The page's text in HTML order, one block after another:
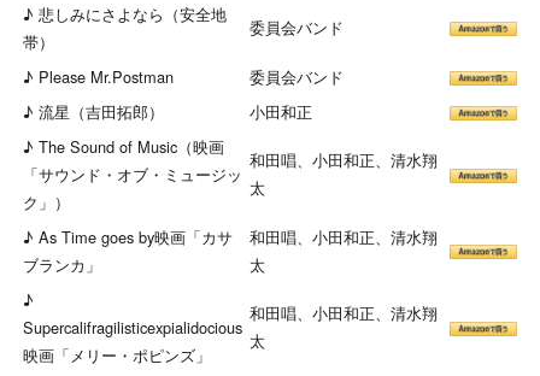
♪ 悲しみにさよなら（安全地
帯）
委員会バンド
♪ Please Mr.Postman
委員会バンド
♪ 流星（吉田拓郎）
小田和正
♪ The Sound of Music（映画
「サウンド・オブ・ミュージッ
ク」）
和田唱、小田和正、清水翔
太
♪ As Time goes by映画「カサ
ブランカ」
和田唱、小田和正、清水翔
太
♪
Supercalifragilisticexpialidocious
映画「メリー・ポピンズ」
和田唱、小田和正、清水翔
太